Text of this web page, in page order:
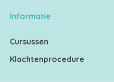
Informatie
Cursussen
Klachtenprocedure